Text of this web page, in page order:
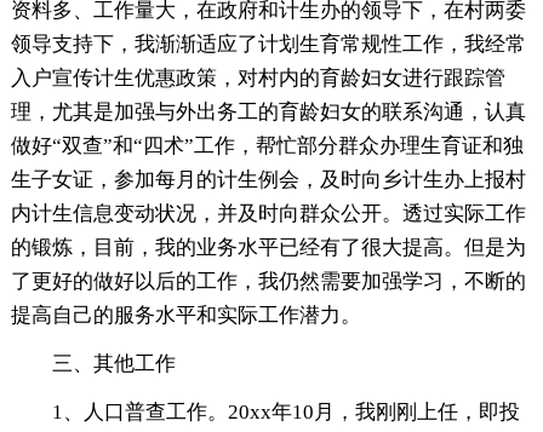
资料多、工作量大，在政府和计生办的领导下，在村两委
领导支持下，我渐渐适应了计划生育常规性工作，我经常
入户宣传计生优惠政策，对村内的育龄妇女进行跟踪管
理，尤其是加强与外出务工的育龄妇女的联系沟通，认真
做好“双查”和“四术”工作，帮忙部分群众办理生育证和独
生子女证，参加每月的计生例会，及时向乡计生办上报村
内计生信息变动状况，并及时向群众公开。透过实际工作
的锻炼，目前，我的业务水平已经有了很大提高。但是为
了更好的做好以后的工作，我仍然需要加强学习，不断的
提高自己的服务水平和实际工作潜力。
三、其他工作
1、人口普查工作。20xx年10月，我刚刚上任，即投